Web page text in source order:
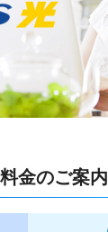
金のご案内